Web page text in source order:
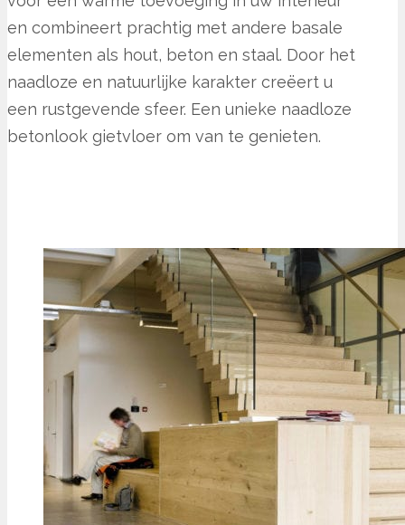
en combineert prachtig met andere basale
elementen als hout, beton en staal. Door het
naadloze en natuurlijke karakter creëert u
een rustgevende sfeer. Een unieke naadloze
betonlook gietvloer om van te genieten.